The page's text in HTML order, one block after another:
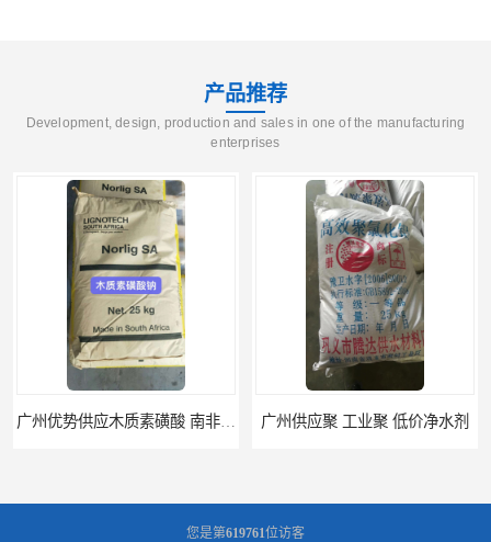
产品推荐
Development, design, production and sales in one of the manufacturing
enterprises
广州供应聚 工业聚 低价净水剂 供应广州 深圳 柠檬酸 山东英轩柠檬酸 二水柠檬酸
您是第619761位访客